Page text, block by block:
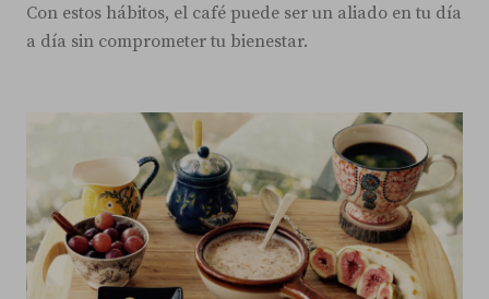
Con estos hábitos, el café puede ser un aliado en tu día
a día sin comprometer tu bienestar.